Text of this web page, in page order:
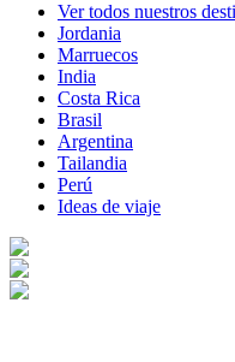
Ver todos nuestros
Jordania
Marruecos
India
Costa Rica
Brasil
Argentina
Tailandia
Perú
Ideas de viaje